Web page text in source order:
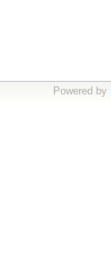
Powered by